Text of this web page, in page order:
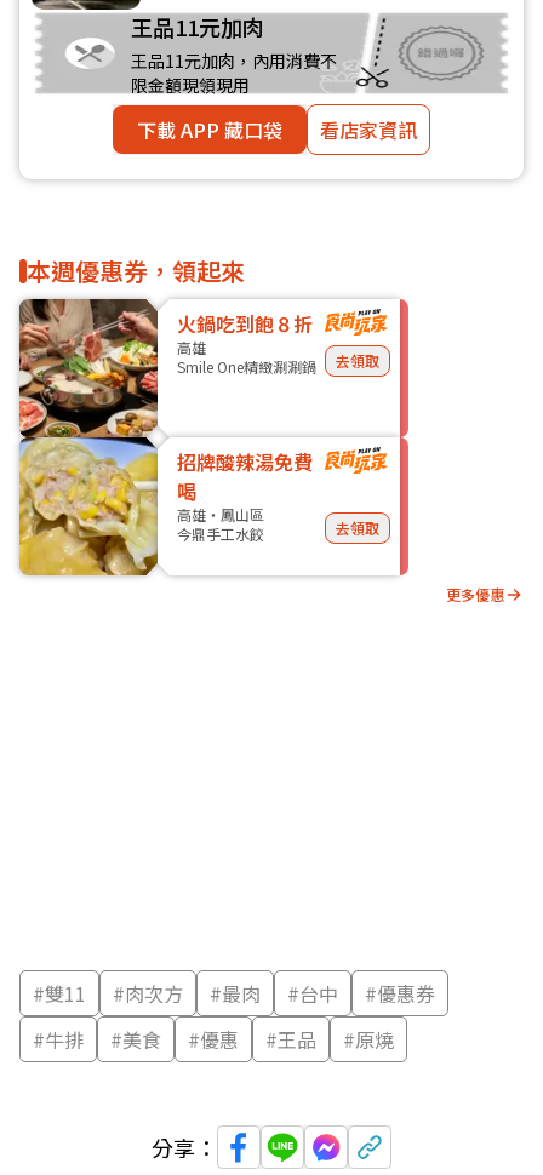
王品11元加肉
王品11元加肉，內用消費不
限金額現領現用
下載 APP 藏口袋 看店家資訊
本週優惠券，領起來
火鍋吃到飽８折
高雄
Smile One精緻涮涮鍋
去領取
招牌酸辣湯免費
喝
高雄・鳳山區
今鼎手工水餃
去領取
更多優惠
#雙11 #肉次方 #最肉 #台中 #優惠券
#牛排 #美食 #優惠 #王品 #原燒
分享：